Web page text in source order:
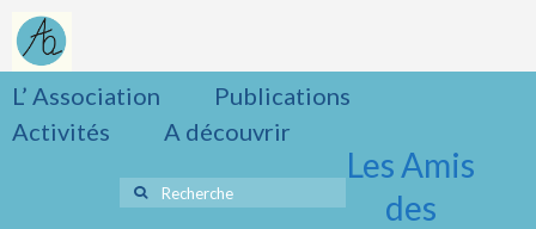
L’ Association
Publications
Activités
A découvrir
Rechercher
:
Les Amis
des